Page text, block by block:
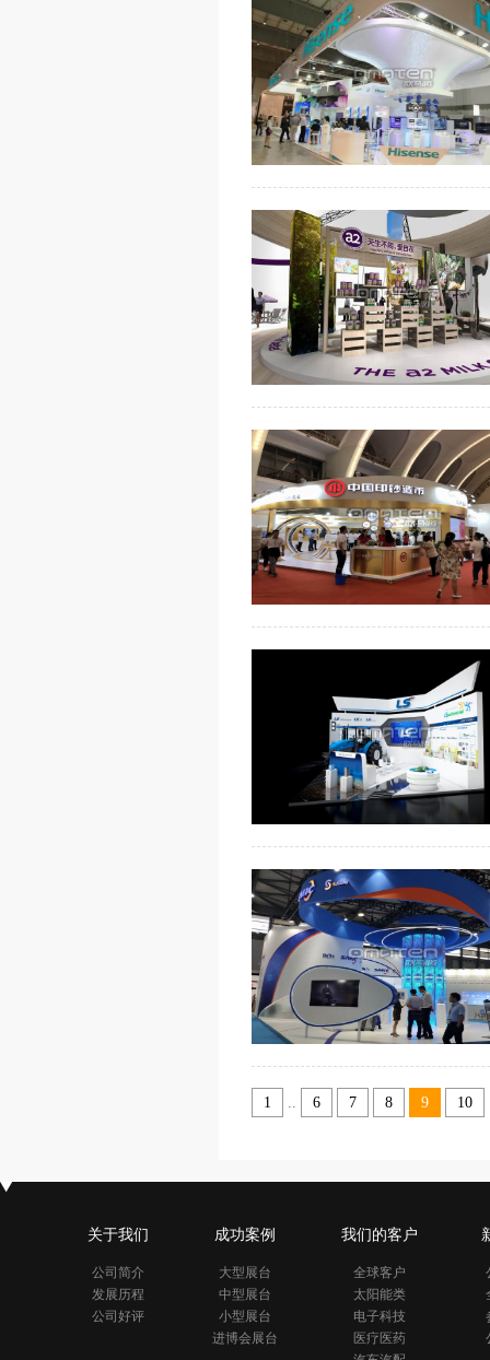
1 .. 6 7 8 9 10
关于我们
公司简介
发展历程
公司好评
成功案例
大型展台
中型展台
小型展台
进博会展台
我们的客户
全球客户
太阳能类
电子科技
医疗医药